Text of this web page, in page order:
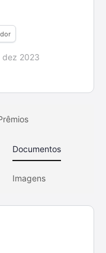
dez 2023
Documentos
Imagens